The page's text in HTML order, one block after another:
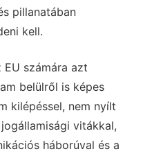
pillanatában
kell.
számára azt
belülről is képes
kilépéssel, nem nyílt
vitákkal,
háborúval és a